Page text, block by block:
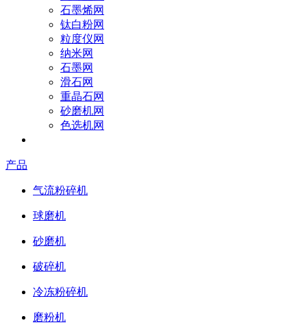
石墨烯网
钛白粉网
粒度仪网
纳米网
石墨网
滑石网
重晶石网
砂磨机网
色选机网
产品
气流粉碎机
球磨机
砂磨机
破碎机
冷冻粉碎机
磨粉机